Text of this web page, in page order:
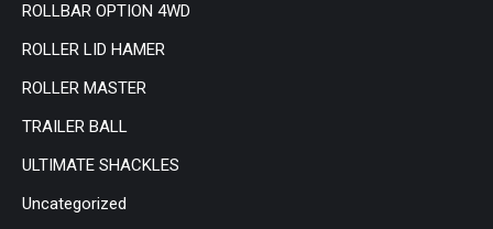
ROLLBAR OPTION 4WD
ROLLER LID HAMER
ROLLER MASTER
TRAILER BALL
ULTIMATE SHACKLES
Uncategorized